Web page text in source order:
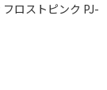
ロストピンク PJ-